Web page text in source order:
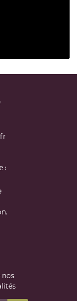
:
nos